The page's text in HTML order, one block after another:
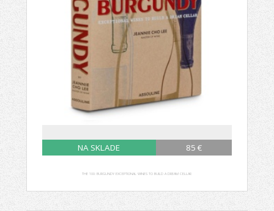
NA SKLADE 85 €
THE 100: BURGUNDY EXCEPTIONAL WINES TO BUILD A DREAM CELLAR